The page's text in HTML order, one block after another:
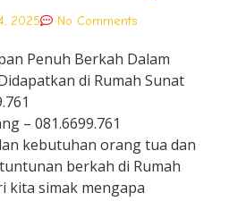
2025 No Comments
Penuh Berkah Dalam
di Rumah Sunat
– 081.6699.761
kebutuhan orang tua dan
berkah di Rumah
kita simak mengapa